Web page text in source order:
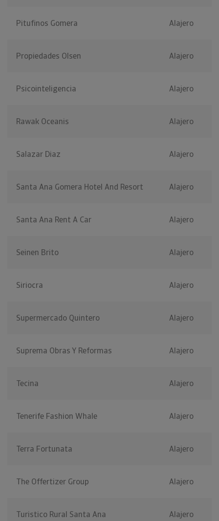
Pitufinos Gomera Alajero
Propiedades Olsen Alajero
Psicointeligencia Alajero
Rawak Oceanis Alajero
Salazar Diaz Alajero
Santa Ana Gomera Hotel And Resort Alajero
Santa Ana Rent A Car Alajero
Seinen Brito Alajero
Siriocra Alajero
Supermercado Quintero Alajero
Suprema Obras Y Reformas Alajero
Tecina Alajero
Tenerife Fashion Whale Alajero
Terra Fortunata Alajero
The Offertizer Group Alajero
Turistico Rural Santa Ana Alajero